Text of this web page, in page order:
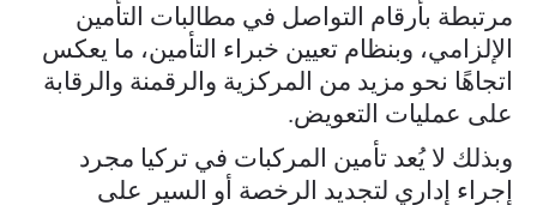
مرتبطة بأرقام التواصل في مطالبات التأمين
الإلزامي، وبنظام تعيين خبراء التأمين، ما يعكس
اتجاهًا نحو مزيد من المركزية والرقمنة والرقابة
على عمليات التعويض.
وبذلك لا يُعد تأمين المركبات في تركيا مجرد
إجراء إداري لتجديد الرخصة أو السير على